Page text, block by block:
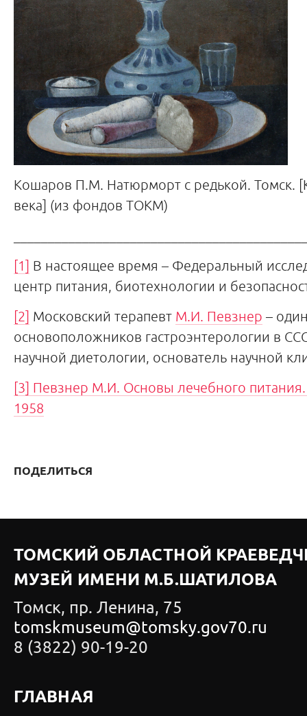
Кошаров П.М. Натюрморт с редькой. Томск.
века] (из фондов ТОКМ)
[1] В настоящее время – Федеральный
центр питания, биотехнологии и
[2] Московский терапевт М.И. Певзнер –
основоположников гастроэнтерологии в
научной диетологии, основатель научной
[3] Певзнер М.И. Основы лечебного
1958
ПОДЕЛИТЬСЯ
ТОМСКИЙ ОБЛАСТНОЙ
МУЗЕЙ ИМЕНИ М.Б.ШАТИЛОВА
Томск, пр. Ленина, 75
tomskmuseum@tomsky.gov70.ru
8 (3822) 90-19-20
ГЛАВНАЯ